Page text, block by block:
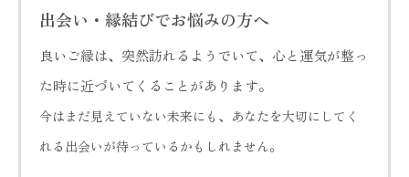
出会い・縁結びでお悩みの方へ
良いご縁は、突然訪れるようでいて、心と運気が整っ
た時に近づいてくることがあります。
今はまだ見えていない未来にも、あなたを大切にしてく
れる出会いが待っているかもしれません。